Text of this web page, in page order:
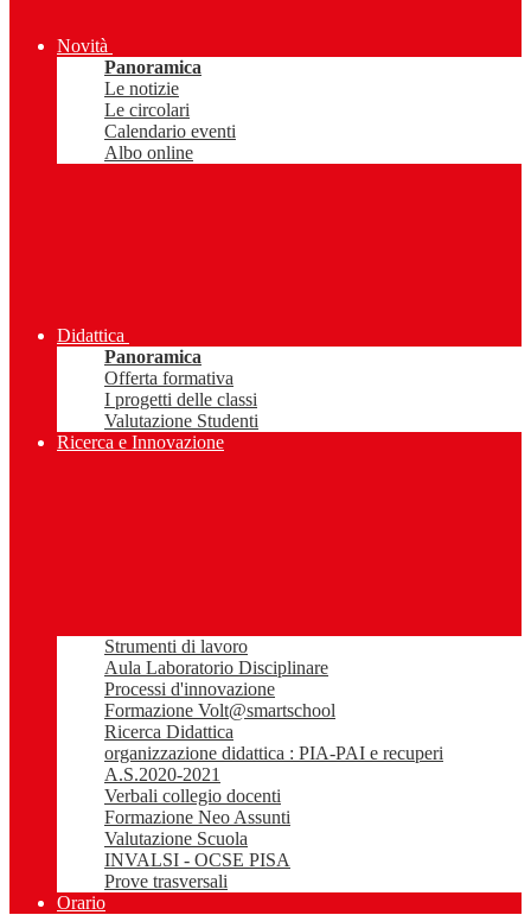
Novità
Panoramica
Le notizie
Le circolari
Calendario eventi
Albo online
Didattica
Panoramica
Offerta formativa
I progetti delle classi
Valutazione Studenti
Ricerca e Innovazione
Strumenti di lavoro
Aula Laboratorio Disciplinare
Processi d'innovazione
Formazione Volt@smartschool
Ricerca Didattica
organizzazione didattica : PIA-PAI e recuperi
A.S.2020-2021
Verbali collegio docenti
Formazione Neo Assunti
Valutazione Scuola
INVALSI - OCSE PISA
Prove trasversali
Orario